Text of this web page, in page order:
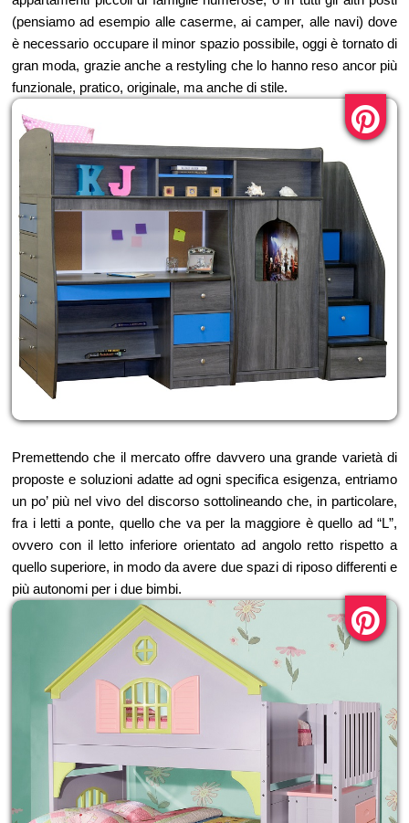
(pensiamo ad esempio alle caserme, ai camper, alle navi) dove
è necessario occupare il minor spazio possibile, oggi è tornato di
gran moda, grazie anche a restyling che lo hanno reso ancor più
funzionale, pratico, originale, ma anche di stile.
Premettendo che il mercato offre davvero una grande varietà di
proposte e soluzioni adatte ad ogni specifica esigenza, entriamo
un po’ più nel vivo del discorso sottolineando che, in particolare,
fra i letti a ponte, quello che va per la maggiore è quello ad “L”,
ovvero con il letto inferiore orientato ad angolo retto rispetto a
quello superiore, in modo da avere due spazi di riposo differenti e
più autonomi per i due bimbi.